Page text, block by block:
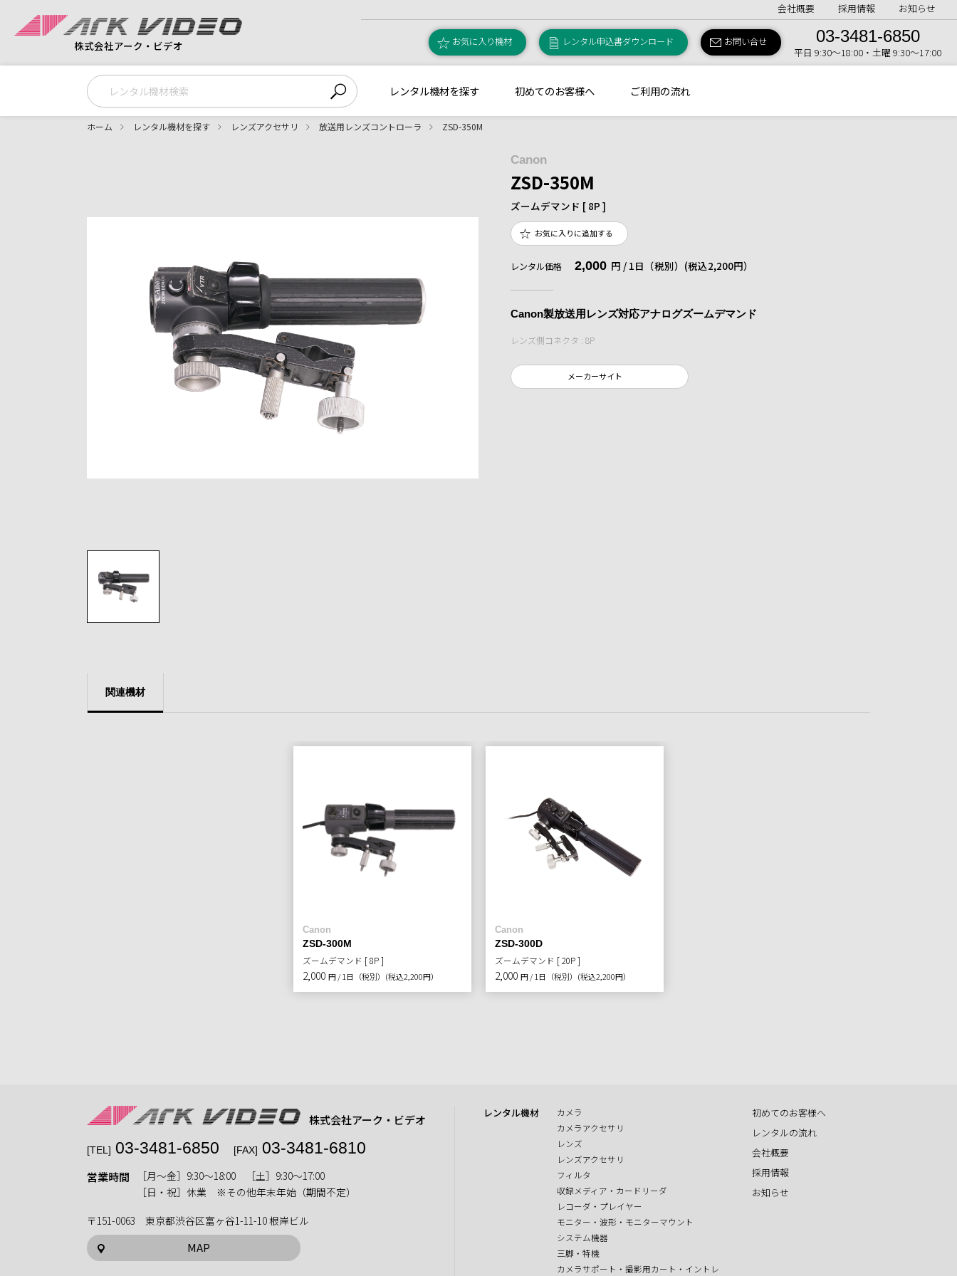
株式会社アーク・ビデオ
会社概要 採用情報 お知らせ
お気に入り機材 レンタル申込書ダウンロード お問い合せ 03-3481-6850
平日 9:30〜18:00・土曜 9:30〜17:00
レンタル機材を探す 初めてのお客様へ ご利用の流れ
ホーム レンタル機材を探す レンズアクセサリ 放送用レンズコントローラ ZSD-350M
Canon
ZSD-350M
ズームデマンド [ 8P ]
お気に入りに追加する
レンタル価格 2,000 円 / 1日（税別） (税込2,200円）
Canon製放送用レンズ対応アナログズームデマンド
レンズ側コネクタ : 8P
メーカーサイト
関連機材
Canon
ZSD-300M
ズームデマンド [ 8P ]
2,000 円 / 1日（税別） (税込2,200円）
Canon
ZSD-300D
ズームデマンド [ 20P ]
2,000 円 / 1日（税別） (税込2,200円）
株式会社アーク・ビデオ
[TEL] 03-3481-6850 [FAX] 03-3481-6810
営業時間
［月〜金］9:30〜18:00 ［土］9:30〜17:00
［日・祝］休業 ※その他年末年始（期間不定）
〒151-0063 東京都渋谷区富ヶ谷1-11-10 根岸ビル
MAP
レンタル機材
カメラ
カメラアクセサリ
レンズ
レンズアクセサリ
フィルタ
収録メディア・カードリーダ
レコーダ・プレイヤー
モニター・波形・モニターマウント
システム機器
三脚・特機
カメラサポート・撮影用カート・イントレ
初めてのお客様へ
レンタルの流れ
会社概要
採用情報
お知らせ